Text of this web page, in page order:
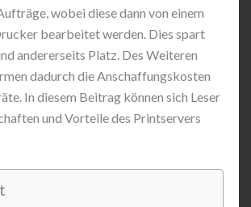
wobei diese dann von einem
bearbeitet werden. Dies spart
andererseits Platz. Des Weiteren
dadurch die Anschaffungskosten
In diesem Beitrag können sich Leser
und Vorteile des Printservers